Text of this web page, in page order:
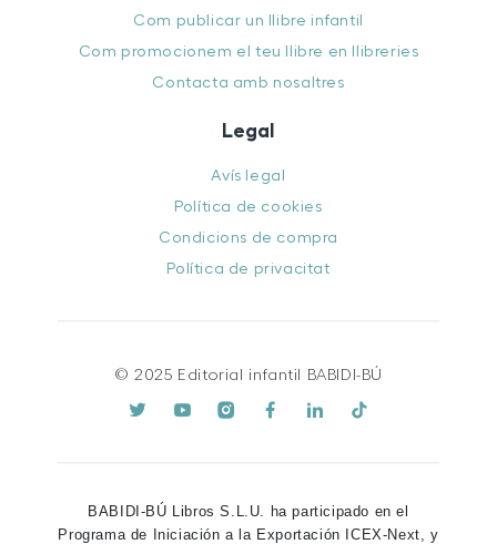
Com publicar un llibre infantil
Com promocionem el teu llibre en llibreries
Contacta amb nosaltres
Legal
Avís legal
Política de cookies
Condicions de compra
Política de privacitat
© 2025 Editorial infantil BABIDI-BÚ
BABIDI-BÚ Libros S.L.U. ha participado en el
Programa de Iniciación a la Exportación ICEX-Next, y